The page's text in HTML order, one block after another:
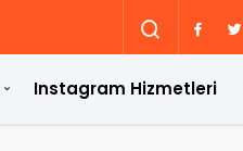
Instagram Hizmetleri